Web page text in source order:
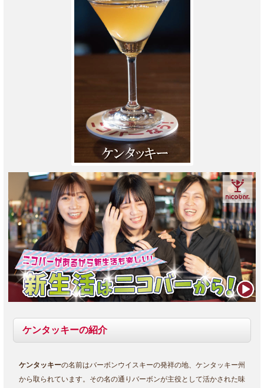
ケンタッキーの紹介
ケンタッキーの名前はバーボンウイスキーの発祥の地、ケンタッキー州
から取られています。その名の通りバーボンが主役として活かされた味